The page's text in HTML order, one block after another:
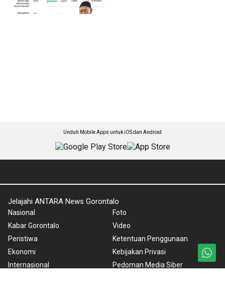
Unduh Mobile Apps untuk iOS dan Android
Jelajahi ANTARA News Gorontalo
Nasional
Kabar Gorontalo
Peristiwa
Ekonomi
Internasional
Foto
Video
Ketentuan Penggunaan
Kebijakan Privasi
Pedoman Media Siber